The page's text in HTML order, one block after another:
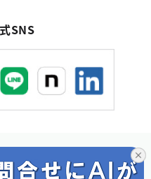
SNS
人情報の取扱い